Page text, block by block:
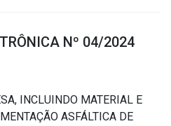
Nº 04/2024
INCLUINDO MATERIAL E
ASFÁLTICA DE